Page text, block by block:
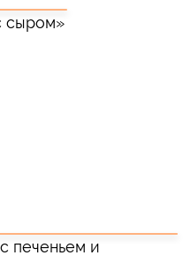
сыром»
печеньем и